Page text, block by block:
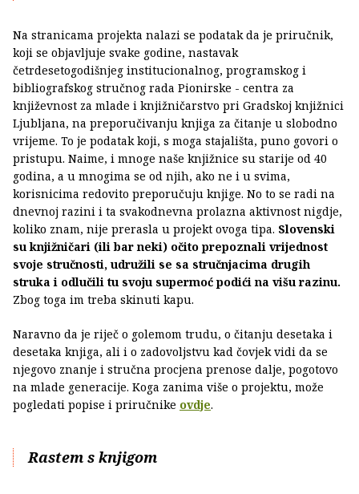
Na stranicama projekta nalazi se podatak da je priručnik,
koji se objavljuje svake godine, nastavak
četrdesetogodišnjeg institucionalnog, programskog i
bibliografskog stručnog rada Pionirske - centra za
književnost za mlade i knjižničarstvo pri Gradskoj knjižnici
Ljubljana, na preporučivanju knjiga za čitanje u slobodno
vrijeme. To je podatak koji, s moga stajališta, puno govori o
pristupu. Naime, i mnoge naše knjižnice su starije od 40
godina, a u mnogima se od njih, ako ne i u svima,
korisnicima redovito preporučuju knjige. No to se radi na
dnevnoj razini i ta svakodnevna prolazna aktivnost nigdje,
koliko znam, nije prerasla u projekt ovoga tipa. Slovenski
su knjižničari (ili bar neki) očito prepoznali vrijednost
svoje stručnosti, udružili se sa stručnjacima drugih
struka i odlučili tu svoju supermoć podići na višu razinu.
Zbog toga im treba skinuti kapu.
Naravno da je riječ o golemom trudu, o čitanju desetaka i
desetaka knjiga, ali i o zadovoljstvu kad čovjek vidi da se
njegovo znanje i stručna procjena prenose dalje, pogotovo
na mlade generacije. Koga zanima više o projektu, može
pogledati popise i priručnike ovdje.
Rastem s knjigom